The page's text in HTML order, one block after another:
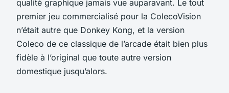
qualité graphique jamais vue auparavant. Le tout
premier jeu commercialisé pour la ColecoVision
n’était autre que Donkey Kong, et la version
Coleco de ce classique de l’arcade était bien plus
fidèle à l’original que toute autre version
domestique jusqu’alors.